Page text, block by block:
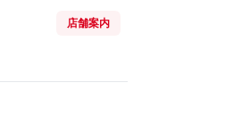
店舗案内